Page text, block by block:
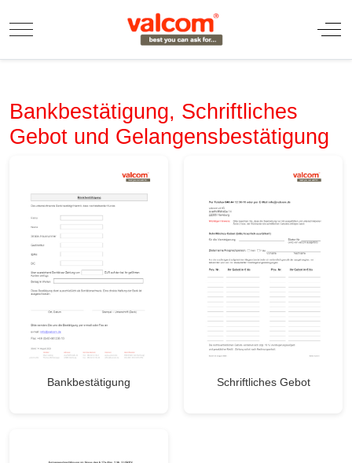
Mobile Menu Toggle Off-
Bankbestätigung, Schriftliches
Gebot und Gelangensbestätigung
Bankbestätigung Schriftliches Gebot